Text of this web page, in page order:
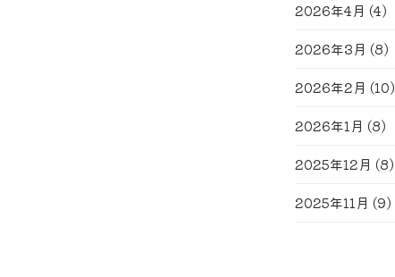
2026年4月 (4)
2026年3月 (8)
2026年2月 (10)
2026年1月 (8)
2025年12月 (8)
2025年11月 (9)